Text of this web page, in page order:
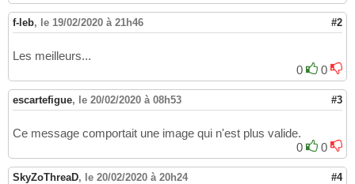
f-leb, le 19/02/2020 à 21h46 #2
Les meilleurs...
0
0
escartefigue, le 20/02/2020 à 08h53 #3
Ce message comportait une image qui n'est plus valide.
0
0
SkyZoThreaD, le 20/02/2020 à 20h24 #4